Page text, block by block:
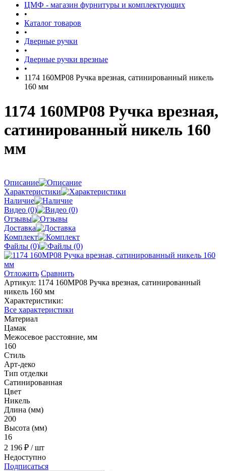
ЦМФ - магазин фурнитуры и комплектующих
•
Каталог товаров
•
Дверные ручки
•
Дверные ручки врезные
•
1174 160MP08 Ручка врезная, сатинированный никель
160 мм
1174 160MP08 Ручка врезная,
сатинированный никель 160
мм
Описание
Характеристики
Наличие
Видео (0)
Отзывы
Доставка
Комплект
Файлы (0)
Отложить Сравнить
Артикул: 1174 160MP08 Ручка врезная, сатинированный
никель 160 мм
Характеристики:
Все характеристики
Материал
Цамак
Межосевое расстояние, мм
160
Стиль
Арт-деко
Тип отделки
Сатинированная
Цвет
Никель
Длина (мм)
200
Высота (мм)
16
2 196 ₽ / шт
Недоступно
Подписаться